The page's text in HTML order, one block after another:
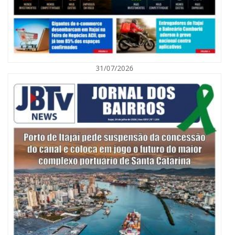
08/08/2026 | 07:00
Agosto Laranja mobiliza Navegantes com ações de prevenção de
deficiências e inclusão social
BALNEÁRIO CAMBORIÚ
31/07/2026